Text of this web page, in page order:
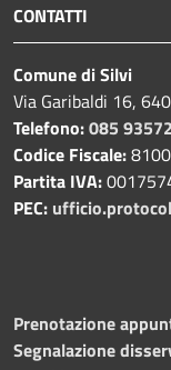
CONTATTI
Comune di Silvi
Via Garibaldi 16,
Telefono:085
Codice Fiscale:
Partita IVA:
PEC:
Prenotazione
Segnalazione